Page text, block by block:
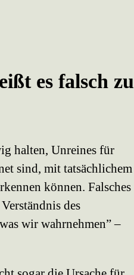
es falsch zu
halten, Unreines für
sind, mit tatsächlichem
können. Falsches
des
wir wahrnehmen” –